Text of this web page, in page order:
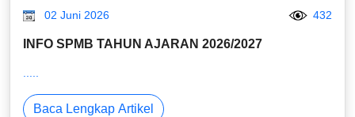
02 Juni 2026 432
INFO SPMB TAHUN AJARAN 2026/2027
Baca Lengkap Artikel